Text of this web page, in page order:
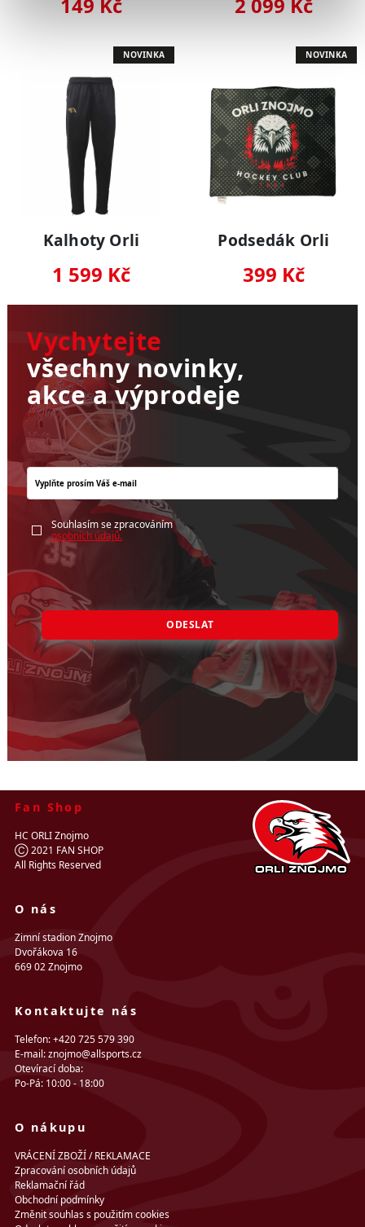
NOVINKA
Kalhoty Orli
1 599 Kč
NOVINKA
Podsedák Orli
399 Kč
Vychytejte
všechny novinky,
akce a výprodeje
Souhlasím se zpracováním
osobních údajů.
ODESLAT
Fan Shop
HC ORLI Znojmo
Ⓒ 2021 FAN SHOP
All Rights Reserved
O nás
Zimní stadion Znojmo
Dvořákova 16
669 02 Znojmo
Kontaktujte nás
Telefon: +420 725 579 390
E-mail: znojmo@allsports.cz
Otevírací doba:
Po-Pá: 10:00 - 18:00
O nákupu
VRÁCENÍ ZBOŽÍ / REKLAMACE
Zpracování osobních údajů
Reklamační řád
Obchodní podmínky
Změnit souhlas s použitím cookies